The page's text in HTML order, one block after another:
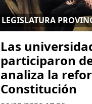
LEGISLATURA
Las
participaron
analiza la
Constitución